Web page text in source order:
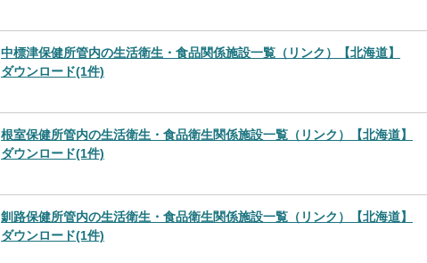
中標津保健所管内の生活衛生・食品関係施設一覧（リンク）【北海道】
ダウンロード(1件)
根室保健所管内の生活衛生・食品衛生関係施設一覧（リンク）【北海道】
ダウンロード(1件)
釧路保健所管内の生活衛生・食品衛生関係施設一覧（リンク）【北海道】
ダウンロード(1件)